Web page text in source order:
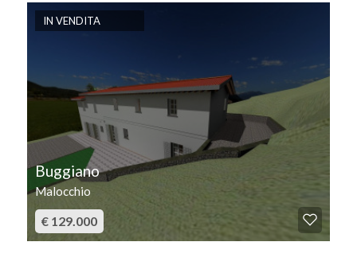
IN VENDITA
Buggiano
Malocchio
€ 129.000